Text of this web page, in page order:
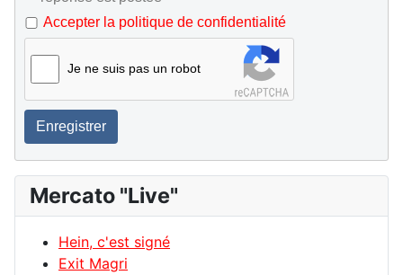
Accepter la politique de confidentialité
Je ne suis pas un robot
Enregistrer
Mercato "Live"
Hein, c'est signé
Exit Magri